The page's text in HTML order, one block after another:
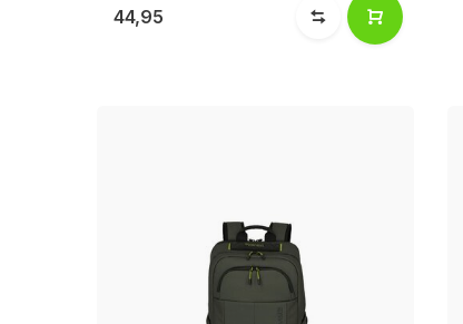
44,95